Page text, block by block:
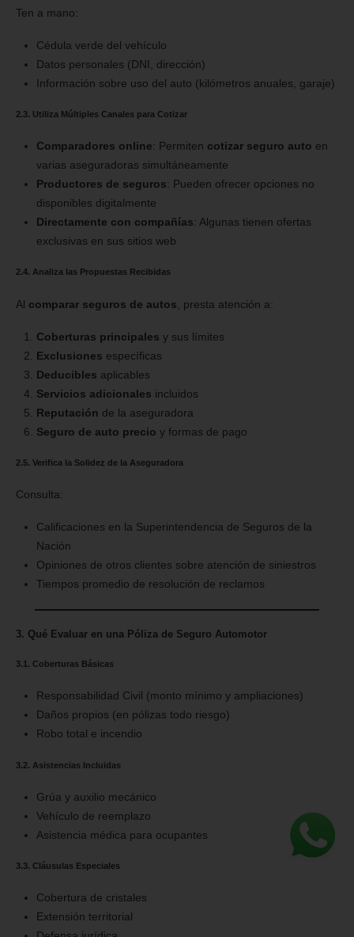
Ten a mano:
Cédula verde del vehículo
Datos personales (DNI, dirección)
Información sobre uso del auto (kilómetros anuales, garaje)
2.3. Utiliza Múltiples Canales para Cotizar
Comparadores online: Permiten cotizar seguro auto en
varias aseguradoras simultáneamente
Productores de seguros: Pueden ofrecer opciones no
disponibles digitalmente
Directamente con compañías: Algunas tienen ofertas
exclusivas en sus sitios web
2.4. Analiza las Propuestas Recibidas
Al comparar seguros de autos , presta atención a:
Coberturas principales y sus límites
Exclusiones específicas
Deducibles aplicables
Servicios adicionales incluidos
Reputación de la aseguradora
Seguro de auto precio y formas de pago
2.5. Verifica la Solidez de la Aseguradora
Consulta:
Calificaciones en la Superintendencia de Seguros de la
Nación
Opiniones de otros clientes sobre atención de siniestros
Tiempos promedio de resolución de reclamos
3. Qué Evaluar en una Póliza de Seguro Automotor
3.1. Coberturas Básicas
Responsabilidad Civil (monto mínimo y ampliaciones)
Daños propios (en pólizas todo riesgo)
Robo total e incendio
3.2. Asistencias Incluidas
Grúa y auxilio mecánico
Vehículo de reemplazo
Asistencia médica para ocupantes
3.3. Cláusulas Especiales
Cobertura de cristales
Extensión territorial